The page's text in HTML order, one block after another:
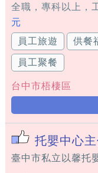
全職，專科以上，
元
員工旅遊
供餐
員工聚餐
台中市梧棲區
托嬰中心
臺中市私立以馨托